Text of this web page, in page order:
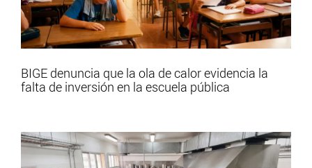
BIGE denuncia que la ola de calor evidencia la
falta de inversión en la escuela pública